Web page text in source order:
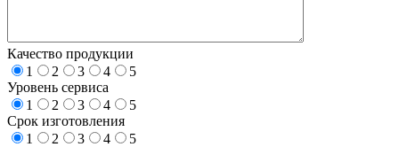
Качество продукции
1
2 3 4
5
Уровень сервиса
1
2 3 4
5
Срок изготовления
1
2 3 4
5